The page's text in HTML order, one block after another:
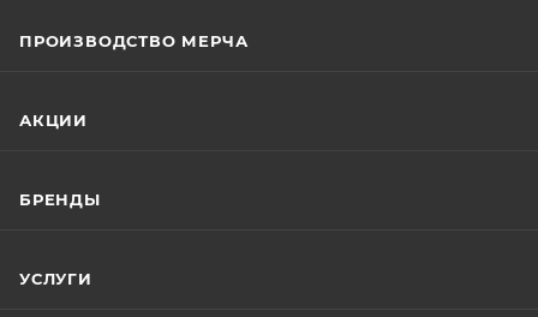
ПРОИЗВОДСТВО МЕРЧА
АКЦИИ
БРЕНДЫ
УСЛУГИ